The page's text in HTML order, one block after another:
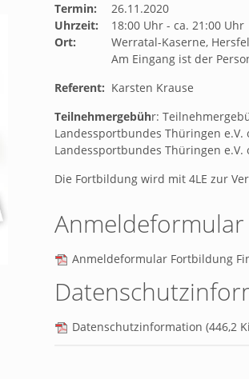
Termin:
26.11.2020
Uhrzeit:
18:00 Uhr - ca. 21:00 Uhr
Ort:
Werratal-Kaserne,
Am Eingang ist der
Referent: Karsten Krause
Teilnehmergebühr:
Landessportbundes Thüringen e.V.
Landessportbundes Thüringen
Die Fortbildung wird mit 4LE zur
Anmeldeformular
Anmeldeformular Fortbildung
Datenschutzinformation (446,2